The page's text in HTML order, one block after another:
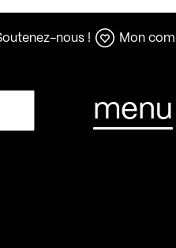
nous ! Mon
menu